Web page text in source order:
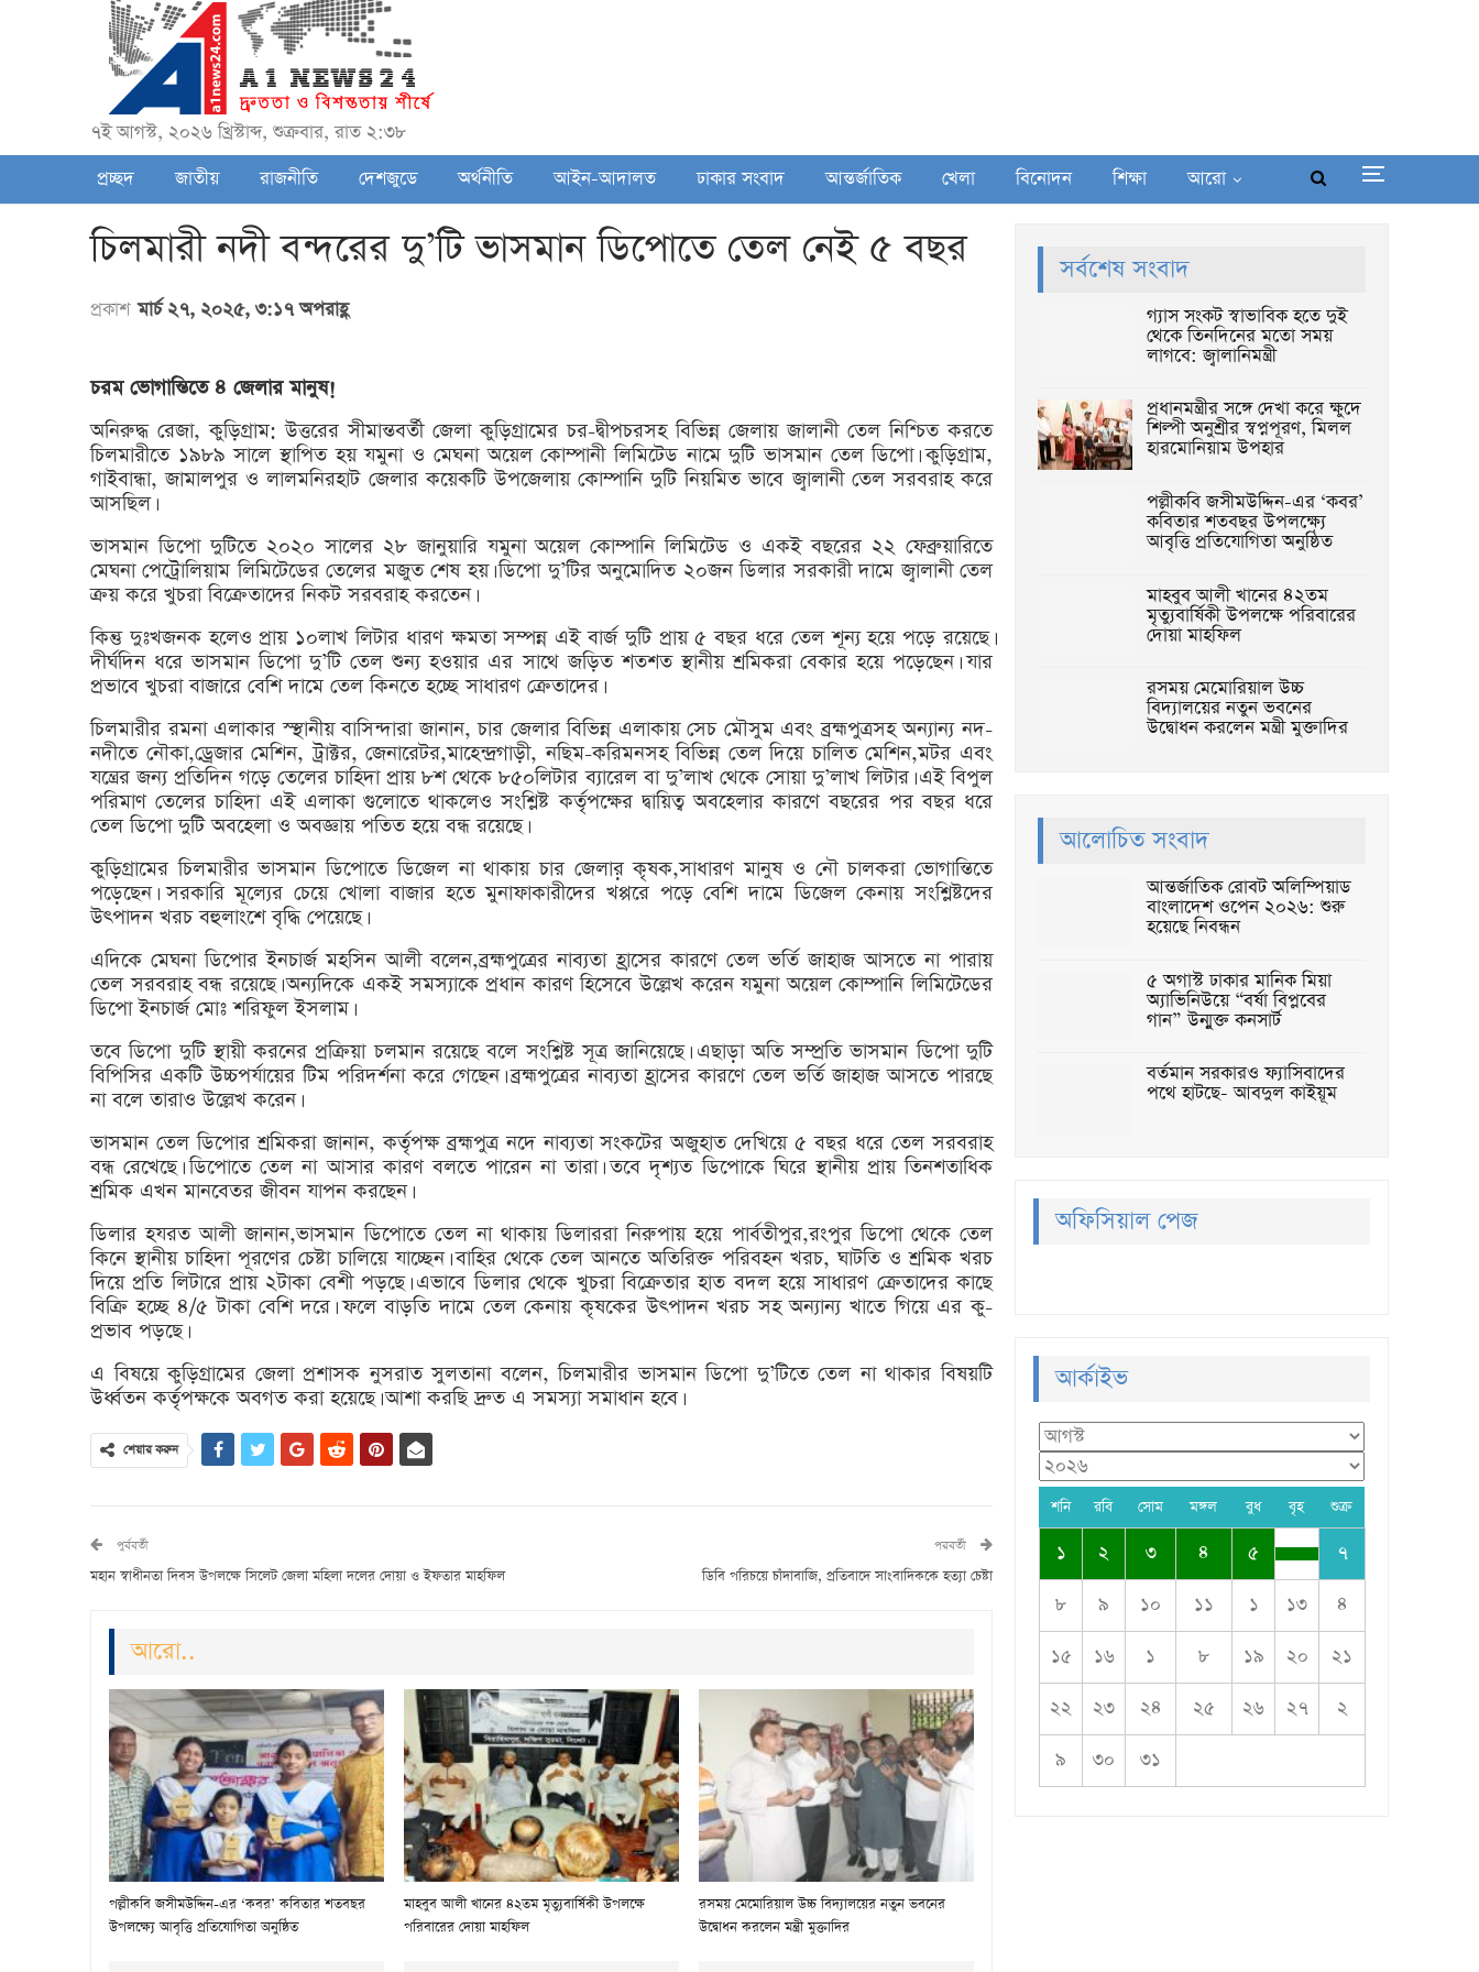
৭ই আগস্ট, ২০২৬ খ্রিস্টাব্দ, শুক্রবার, রাত ২:৩৮
প্রচ্ছদ
জাতীয় রাজনীতি দেশজুডে অর্থনীতি আইন-আদালত ঢাকার সংবাদ আন্তর্জাতিক খেলা বিনোদন শিক্ষা আরো
চিলমারী নদী বন্দরের দু’টি ভাসমান ডিপোতে তেল নেই ৫ বছর
প্রকাশ মার্চ ২৭, ২০২৫, ৩:১৭ অপরাহ্ণ
চরম ভোগান্তিতে ৪ জেলার মানুষ!
অনিরুদ্ধ রেজা, কুড়িগ্রাম: উত্তরের সীমান্তবর্তী জেলা কুড়িগ্রামের চর-দ্বীপচরসহ বিভিন্ন জেলায় জালানী তেল নিশ্চিত করতে
চিলমারীতে ১৯৮৯ সালে স্থাপিত হয় যমুনা ও মেঘনা অয়েল কোম্পানী লিমিটেড নামে দুটি ভাসমান তেল ডিপো। কুড়িগ্রাম,
গাইবান্ধা, জামালপুর ও লালমনিরহাট জেলার কয়েকটি উপজেলায় কোম্পানি দুটি নিয়মিত ভাবে জ্বালানী তেল সরবরাহ করে
আসছিল।
ভাসমান ডিপো দুটিতে ২০২০ সালের ২৮ জানুয়ারি যমুনা অয়েল কোম্পানি লিমিটেড ও একই বছরের ২২ ফেব্রুয়ারিতে
মেঘনা পেট্রোলিয়াম লিমিটেডের তেলের মজুত শেষ হয়। ডিপো দু’টির অনুমোদিত ২০জন ডিলার সরকারী দামে জ্বালানী তেল
ক্রয় করে খুচরা বিক্রেতাদের নিকট সরবরাহ করতেন।
কিন্তু দুঃখজনক হলেও প্রায় ১০লাখ লিটার ধারণ ক্ষমতা সম্পন্ন এই বার্জ দুটি প্রায় ৫ বছর ধরে তেল শূন্য হয়ে পড়ে রয়েছে।
দীর্ঘদিন ধরে ভাসমান ডিপো দু’টি তেল শুন্য হওয়ার এর সাথে জড়িত শতশত স্থানীয় শ্রমিকরা বেকার হয়ে পড়েছেন। যার
প্রভাবে খুচরা বাজারে বেশি দামে তেল কিনতে হচ্ছে সাধারণ ক্রেতাদের।
চিলমারীর রমনা এলাকার স্স্থানীয় বাসিন্দারা জানান, চার জেলার বিভিন্ন এলাকায় সেচ মৌসুম এবং ব্রহ্মপুত্রসহ অন্যান্য নদ-
নদীতে নৌকা,ড্রেজার মেশিন, ট্রাক্টর, জেনারেটর,মাহেন্দ্রগাড়ী, নছিম-করিমনসহ বিভিন্ন তেল দিয়ে চালিত মেশিন,মটর এবং
যন্ত্রের জন্য প্রতিদিন গড়ে তেলের চাহিদা প্রায় ৮শ থেকে ৮৫০লিটার ব্যারেল বা দু’লাখ থেকে সোয়া দু’লাখ লিটার। এই বিপুল
পরিমাণ তেলের চাহিদা এই এলাকা গুলোতে থাকলেও সংশ্লিষ্ট কর্তৃপক্ষের দ্বায়িত্ব অবহেলার কারণে বছরের পর বছর ধরে
তেল ডিপো দুটি অবহেলা ও অবজ্ঞায় পতিত হয়ে বন্ধ রয়েছে।
কুড়িগ্রামের চিলমারীর ভাসমান ডিপোতে ডিজেল না থাকায় চার জেলার় কৃষক,সাধারণ মানুষ ও নৌ চালকরা ভোগান্তিতে
পড়েছেন। সরকারি মূল্যের চেয়ে খোলা বাজার হতে মুনাফাকারীদের খপ্পরে পড়ে বেশি দামে ডিজেল কেনায় সংশ্লিষ্টদের
উৎপাদন খরচ বহুলাংশে বৃদ্ধি পেয়েছে।
এদিকে মেঘনা ডিপোর ইনচার্জ মহসিন আলী বলেন,ব্রহ্মপুত্রের নাব্যতা হ্রাসের কারণে তেল ভর্তি জাহাজ আসতে না পারায়
তেল সরবরাহ বন্ধ রয়েছে। অন্যদিকে একই সমস্যাকে প্রধান কারণ হিসেবে উল্লেখ করেন যমুনা অয়েল কোম্পানি লিমিটেডের
ডিপো ইনচার্জ মোঃ শরিফুল ইসলাম।
তবে ডিপো দুটি স্থায়ী করনের প্রক্রিয়া চলমান রয়েছে বলে সংশ্লিষ্ট সূত্র জানিয়েছে। এছাড়া অতি সম্প্রতি ভাসমান ডিপো দুটি
বিপিসির একটি উচ্চপর্যায়ের টিম পরিদর্শনা করে গেছেন। ব্রহ্মপুত্রের নাব্যতা হ্রাসের কারণে তেল ভর্তি জাহাজ আসতে পারছে
না বলে তারাও উল্লেখ করেন।
ভাসমান তেল ডিপোর শ্রমিকরা জানান, কর্তৃপক্ষ ব্রহ্মপুত্র নদে নাব্যতা সংকটের অজুহাত দেখিয়ে ৫ বছর ধরে তেল সরবরাহ
বন্ধ রেখেছে। ডিপোতে তেল না আসার কারণ বলতে পারেন না তারা। তবে দৃশ্যত ডিপোকে ঘিরে স্থানীয় প্রায় তিনশতাধিক
শ্রমিক এখন মানবেতর জীবন যাপন করছেন।
ডিলার হযরত আলী জানান,ভাসমান ডিপোতে তেল না থাকায় ডিলাররা নিরুপায় হয়ে পার্বতীপুর,রংপুর ডিপো থেকে তেল
কিনে স্থানীয় চাহিদা পূরণের চেষ্টা চালিয়ে যাচ্ছেন। বাহির থেকে তেল আনতে অতিরিক্ত পরিবহন খরচ, ঘাটতি ও শ্রমিক খরচ
দিয়ে প্রতি লিটারে প্রায় ২টাকা বেশী পড়ছে। এভাবে ডিলার থেকে খুচরা বিক্রেতার হাত বদল হয়ে সাধারণ ক্রেতাদের কাছে
বিক্রি হচ্ছে ৪/৫ টাকা বেশি দরে। ফলে বাড়তি দামে তেল কেনায় কৃষকের উৎপাদন খরচ সহ অন্যান্য খাতে গিয়ে এর কু-
প্রভাব পড়ছে।
এ বিষয়ে কুড়িগ্রামের জেলা প্রশাসক নুসরাত সুলতানা বলেন, চিলমারীর ভাসমান ডিপো দু’টিতে তেল না থাকার বিষয়টি
উর্ধ্বতন কর্তৃপক্ষকে অবগত করা হয়েছে। আশা করছি দ্রুত এ সমস্যা সমাধান হবে।
শেয়ার করুন
পুর্ববর্তী
মহান স্বাধীনতা দিবস উপলক্ষে সিলেট জেলা মহিলা দলের দোয়া ও ইফতার মাহফিল
পরবর্তী
ডিবি পরিচয়ে চাঁদাবাজি, প্রতিবাদে সাংবাদিককে হত্যা চেষ্টা
আরো..
পল্লীকবি জসীমউদ্দিন-এর ‘কবর’ কবিতার শতবছর
উপলক্ষ্যে আবৃত্তি প্রতিযোগিতা অনুষ্ঠিত
মাহবুব আলী খানের ৪২তম মৃত্যুবার্ষিকী উপলক্ষে
পরিবারের দোয়া মাহফিল
রসময় মেমোরিয়াল উচ্চ বিদ্যালয়ের নতুন ভবনের
উদ্বোধন করলেন মন্ত্রী মুক্তাদির
সর্বশেষ সংবাদ
গ্যাস সংকট স্বাভাবিক হতে দুই
থেকে তিনদিনের মতো সময়
লাগবে: জ্বালানিমন্ত্রী
প্রধানমন্ত্রীর সঙ্গে দেখা করে ক্ষুদে
শিল্পী অনুশ্রীর স্বপ্নপূরণ, মিলল
হারমোনিয়াম উপহার
পল্লীকবি জসীমউদ্দিন-এর ‘কবর’
কবিতার শতবছর উপলক্ষ্যে
আবৃত্তি প্রতিযোগিতা অনুষ্ঠিত
মাহবুব আলী খানের ৪২তম
মৃত্যুবার্ষিকী উপলক্ষে পরিবারের
দোয়া মাহফিল
রসময় মেমোরিয়াল উচ্চ
বিদ্যালয়ের নতুন ভবনের
উদ্বোধন করলেন মন্ত্রী মুক্তাদির
আলোচিত সংবাদ
আন্তর্জাতিক রোবট অলিম্পিয়াড
বাংলাদেশ ওপেন ২০২৬: শুরু
হয়েছে নিবন্ধন
৫ অগাস্ট ঢাকার মানিক মিয়া
অ্যাভিনিউয়ে “বর্ষা বিপ্লবের
গান” উন্মুক্ত কনসার্ট
বর্তমান সরকারও ফ্যাসিবাদের
পথে হাটছে- আবদুল কাইয়ূম
অফিসিয়াল পেজ
আর্কাইভ
শনি রবি সোম মঙ্গল বুধ বৃহ শুক্র
১ ২ ৩ ৪ ৫ ৭
৮ ৯ ১০ ১১ ১ ১৩ ৪
১৫ ১৬ ১ ৮ ১৯ ২০ ২১
২২ ২৩ ২৪ ২৫ ২৬ ২৭ ২
৯ ৩০ ৩১